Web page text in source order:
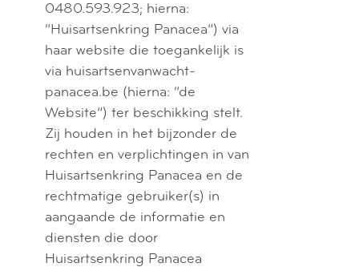
0480.593.923; hierna:
“Huisartsenkring Panacea”) via
haar website die toegankelijk is
via huisartsenvanwacht-
panacea.be (hierna: “de
Website”) ter beschikking stelt.
Zij houden in het bijzonder de
rechten en verplichtingen in van
Huisartsenkring Panacea en de
rechtmatige gebruiker(s) in
aangaande de informatie en
diensten die door
Huisartsenkring Panacea